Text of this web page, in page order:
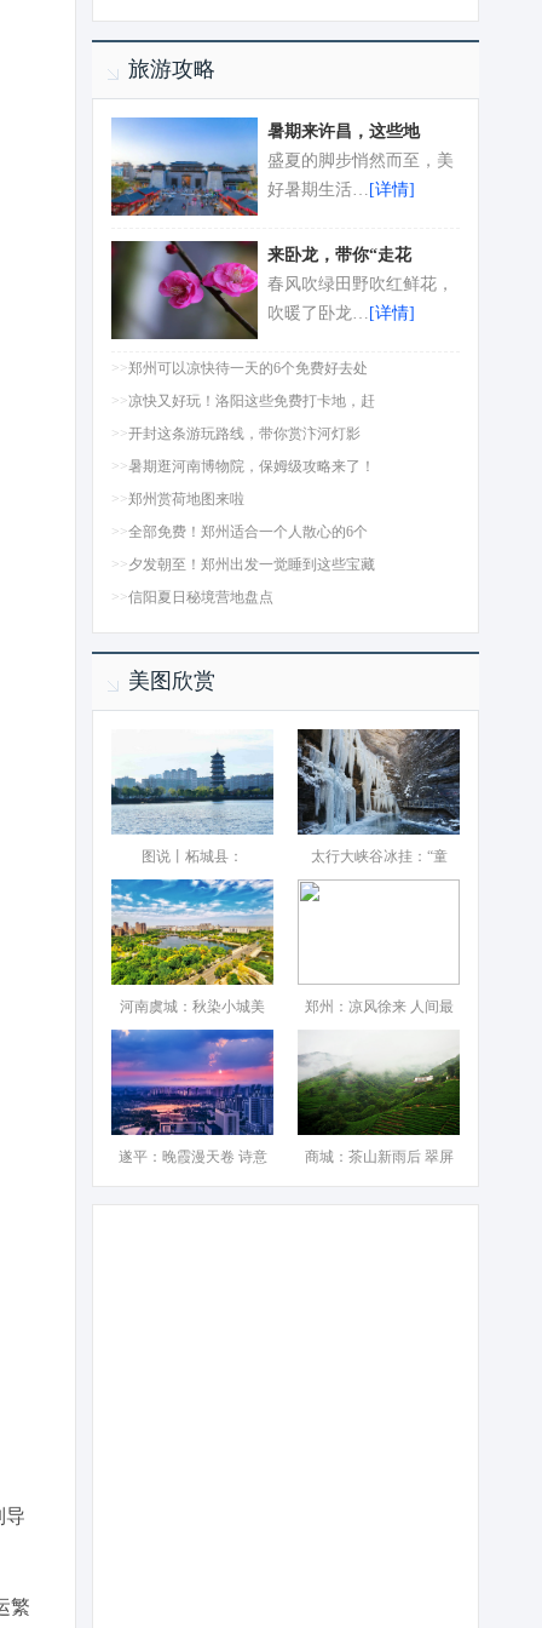
导
繁
旅游攻略
暑期来许昌，这些地
盛夏的脚步悄然而至，美
好暑期生活… [详情]
来卧龙，带你“走花
春风吹绿田野吹红鲜花，
吹暖了卧龙… [详情]
>>郑州可以凉快待一天的6个免费好去处
>>凉快又好玩！洛阳这些免费打卡地，赶
>>开封这条游玩路线，带你赏汴河灯影
>>暑期逛河南博物院，保姆级攻略来了！
>>郑州赏荷地图来啦
>>全部免费！郑州适合一个人散心的6个
>>夕发朝至！郑州出发一觉睡到这些宝藏
>>信阳夏日秘境营地盘点
美图欣赏
图说丨柘城县：‌ 太行大峡谷冰挂：“童
河南虞城：秋染小城美 郑州：凉风徐来 人间最
遂平：晚霞漫天卷 诗意 商城：茶山新雨后 翠屏